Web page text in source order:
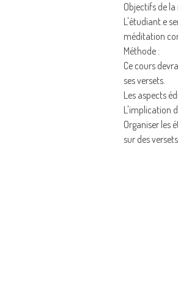
Objectifs de
L'étudiant.e
méditation
Méthode :
Ce cours
ses versets.
Les aspects
L'implication
Organiser les
sur des